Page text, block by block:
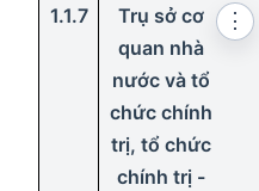
1.1.7
Trụ sở cơ
quan nhà
nước và tổ
chức chính
trị, tổ chức
chính trị -
⋮